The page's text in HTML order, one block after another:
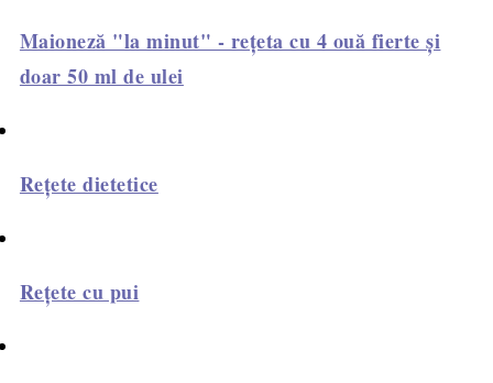
Maioneză "la minut" - rețeta cu 4 ouă fierte și
doar 50 ml de ulei
Rețete dietetice
Rețete cu pui